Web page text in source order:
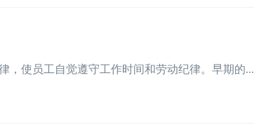
，使员工自觉遵守工作时间和劳动纪律。早期的...